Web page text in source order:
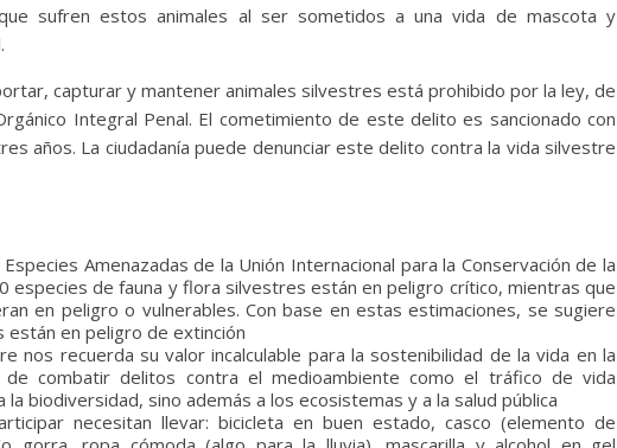
sufren estos animales al ser sometidos a una vida de mascota y
capturar y mantener animales silvestres está prohibido por la ley, de
Integral Penal. El cometimiento de este delito es sancionado con
años. La ciudadanía puede denunciar este delito contra la vida silvestre
Amenazadas de la Unión Internacional para la Conservación de la
especies de fauna y flora silvestres están en peligro crítico, mientras que
en peligro o vulnerables. Con base en estas estimaciones, se sugiere
están en peligro de extinción
nos recuerda su valor incalculable para la sostenibilidad de la vida en la
combatir delitos contra el medioambiente como el tráfico de vida
biodiversidad, sino además a los ecosistemas y a la salud pública
necesitan llevar: bicicleta en buen estado, casco (elemento de